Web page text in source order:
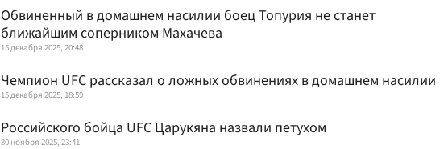
Обвиненный в домашнем насилии боец Топурия не станет
ближайшим соперником Махачева
15 декабря 2025, 20:48
Чемпион UFC рассказал о ложных обвинениях в домашнем насилии
15 декабря 2025, 18:59
Российского бойца UFC Царукяна назвали петухом
30 ноября 2025, 23:41